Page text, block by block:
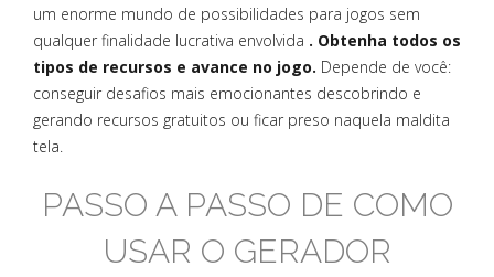
um enorme mundo de possibilidades para jogos sem
qualquer finalidade lucrativa envolvida . Obtenha todos os
tipos de recursos e avance no jogo. Depende de você:
conseguir desafios mais emocionantes descobrindo e
gerando recursos gratuitos ou ficar preso naquela maldita
tela.
PASSO A PASSO DE COMO
USAR O GERADOR